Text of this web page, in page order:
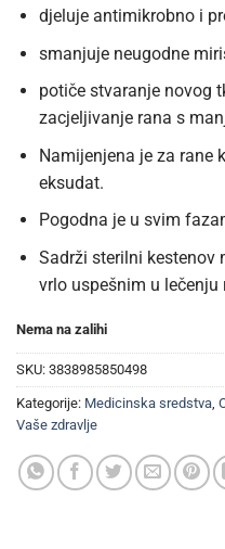
djeluje antimikrobno i
smanjuje neugodne
potiče stvaranje novog
zacjeljivanje rana s
Namijenjena je za rane
eksudat.
Pogodna je u svim
Sadrži sterilni kestenov
vrlo uspešnim u
Nema na zalihi
SKU: 3838985850498
Kategorije: Medicinska sredstva
Vaše zdravlje